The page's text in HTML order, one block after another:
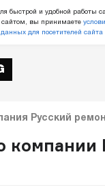
быстрой и удобной работы
сайтом, вы принимаете
для посетителей сайта
Русский
компании